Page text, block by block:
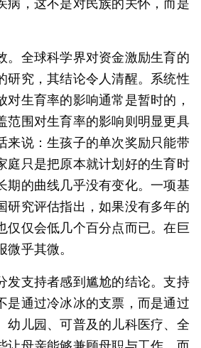
病，这不是对民族的关怀，而是
。全球科学界对资金激励生育的
研究，其结论令人清醒。系统性
对生育率的影响通常是暂时的，
范围对生育率的影响则明显更具
来说：生孩子的单次奖励只能带
只是把原本就计划好的生育时
期的曲线几乎没有变化。一项基
研究评估指出，如果没有多年的
仅仅会低几个百分点而已。在巨
微乎其微。
发支持者感到尴尬的结论。支持
是通过冷冰冰的支票，而是通过
幼儿园、可普及的儿科医疗、全